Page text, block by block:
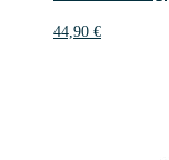
44,90 €